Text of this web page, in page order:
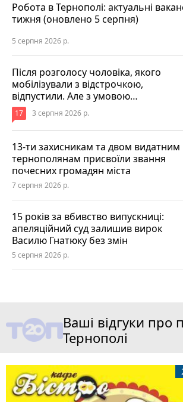
Робота в Тернополі: актуальні
тижня (оновлено 5 серпня)
5 серпня 2026 р.
Після розголосу чоловіка, якого
мобілізували з відстрочкою,
відпустили. Але з умовою…
17 3 серпня 2026 р.
13-ти захисникам та двом видатним
тернополянам присвоїли звання
почесних громадян міста
7 серпня 2026 р.
15 років за вбивство випускниці:
апеляційний суд залишив вирок
Василю Гнатюку без змін
5 серпня 2026 р.
Ваші відгуки про
Тернополі